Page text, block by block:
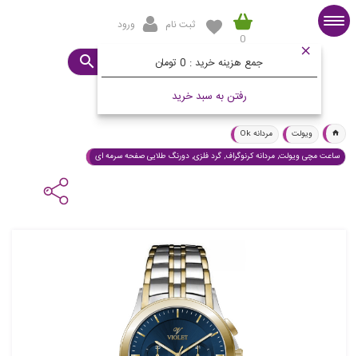
0
جمع هزینه خرید :
رفتن به سبد خرید
ثبت نام ورود
ساعت مورد نظرتان چیست؟
ویولت
مردانه Ok
ساعت مچی ویولت, مردانه کرنوگراف, گرد فلزی, دورنگ طلایی صفحه سرمه ای